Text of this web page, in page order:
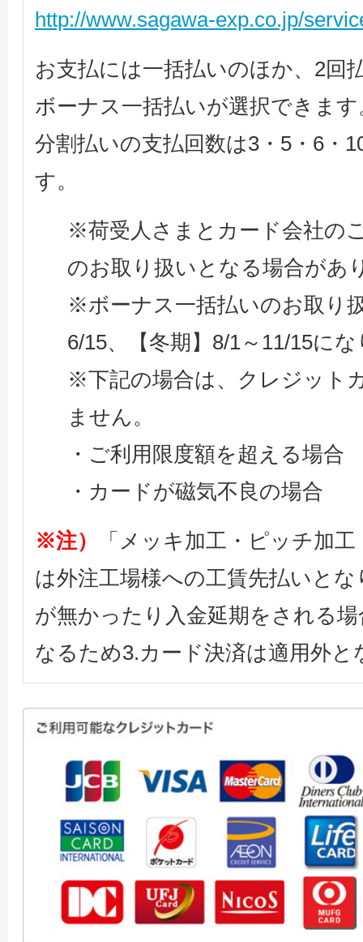
http://www.sagawa-exp.co.jp/
お支払には一括払いのほか、2回
ボーナス一括払いが選択できます
分割払いの支払回数は3・5・6・
す。
※荷受人さまとカード会社の
のお取り扱いとなる場合があ
※ボーナス一括払いのお取り
6/15、【冬期】8/1～11/15に
※下記の場合は、クレジット
ません。
・ご利用限度額を超える場合
・カードが磁気不良の場合
※注）
「メッキ加工・ピッチ加
は外注工場様への工賃先払いと
が無かったり入金延期をされる
なるため3.カード決済は適用外と